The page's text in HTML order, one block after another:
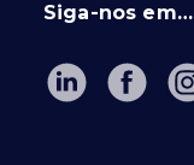
Siga-nos em…